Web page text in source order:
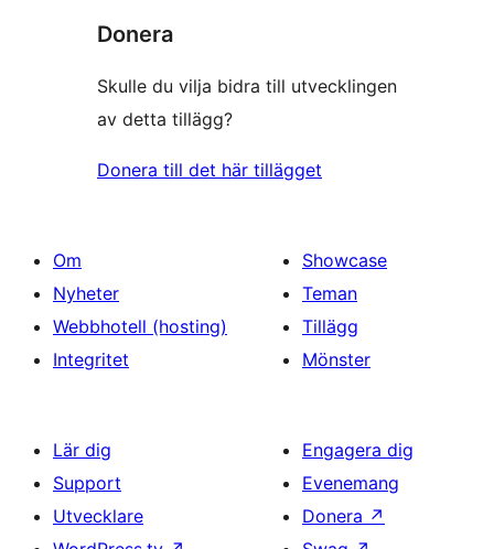
Donera
Skulle du vilja bidra till utvecklingen
av detta tillägg?
Donera till det här tillägget
Om
Nyheter
Webbhotell (hosting)
Integritet
Showcase
Teman
Tillägg
Mönster
Lär dig
Support
Utvecklare
Engagera dig
Evenemang
Donera ↗